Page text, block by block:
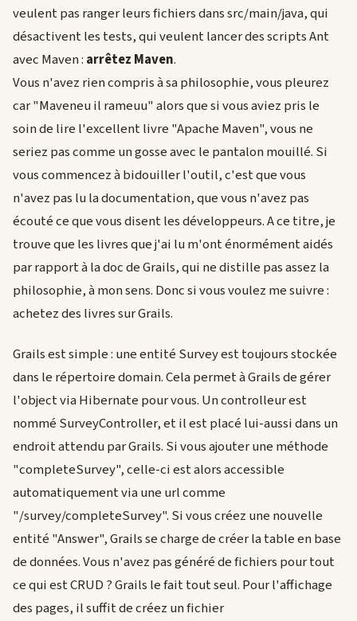
veulent pas ranger leurs fichiers dans src/main/java, qui
désactivent les tests, qui veulent lancer des scripts Ant
avec Maven : arrêtez Maven.
Vous n'avez rien compris à sa philosophie, vous pleurez
car "Maveneu il rameuu" alors que si vous aviez pris le
soin de lire l'excellent livre "Apache Maven", vous ne
seriez pas comme un gosse avec le pantalon mouillé. Si
vous commencez à bidouiller l'outil, c'est que vous
n'avez pas lu la documentation, que vous n'avez pas
écouté ce que vous disent les développeurs. A ce titre, je
trouve que les livres que j'ai lu m'ont énormément aidés
par rapport à la doc de Grails, qui ne distille pas assez la
philosophie, à mon sens. Donc si vous voulez me suivre :
achetez des livres sur Grails.
Grails est simple : une entité Survey est toujours stockée
dans le répertoire domain. Cela permet à Grails de gérer
l'object via Hibernate pour vous. Un controlleur est
nommé SurveyController, et il est placé lui-aussi dans un
endroit attendu par Grails. Si vous ajouter une méthode
"completeSurvey", celle-ci est alors accessible
automatiquement via une url comme
"/survey/completeSurvey". Si vous créez une nouvelle
entité "Answer", Grails se charge de créer la table en base
de données. Vous n'avez pas généré de fichiers pour tout
ce qui est CRUD ? Grails le fait tout seul. Pour l'affichage
des pages, il suffit de créez un fichier